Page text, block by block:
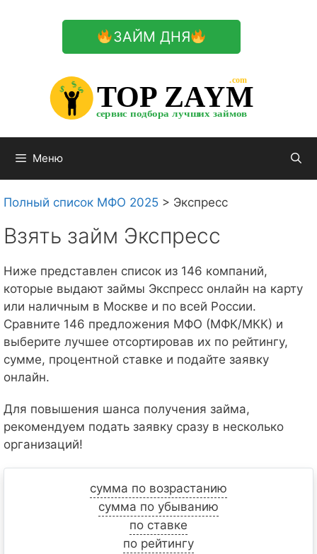
ЗАЙМ ДНЯ
TOP ZAYM
сервис подбора лучших займов
.com
$
$
$
Меню
Полный список МФО 2025 > Экспресс
Взять займ Экспресс
Ниже представлен список из 146 компаний,
которые выдают займы Экспресс онлайн на карту
или наличным в Москве и по всей России.
Сравните 146 предложения МФО (МФК/МКК) и
выберите лучшее отсортировав их по рейтингу,
сумме, процентной ставке и подайте заявку
онлайн.
Для повышения шанса получения займа,
рекомендуем подать заявку сразу в несколько
организаций!
сумма по возрастанию
сумма по убыванию
по ставке
по рейтингу